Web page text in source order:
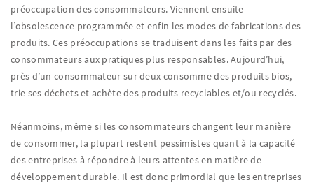
préoccupation des consommateurs. Viennent ensuite
l’obsolescence programmée et enfin les modes de fabrications des
produits. Ces préoccupations se traduisent dans les faits par des
consommateurs aux pratiques plus responsables. Aujourd’hui,
près d’un consommateur sur deux consomme des produits bios,
trie ses déchets et achète des produits recyclables et/ou recyclés.
Néanmoins, même si les consommateurs changent leur manière
de consommer, la plupart restent pessimistes quant à la capacité
des entreprises à répondre à leurs attentes en matière de
développement durable. Il est donc primordial que les entreprises